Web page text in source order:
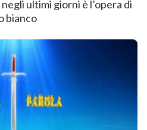
ultimi giorni è l’opera di
bianco